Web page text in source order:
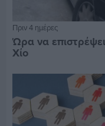
Πριν 4 ημέρες
Ώρα να
Χίο